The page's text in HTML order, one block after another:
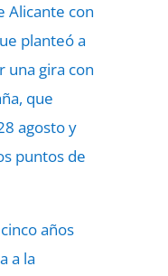
Alicante con
planteó a
una gira con
que
agosto y
puntos de
años
a la